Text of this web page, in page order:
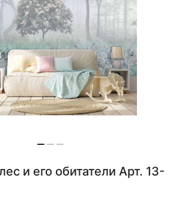
и его обитатели Арт. 13-